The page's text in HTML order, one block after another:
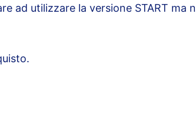
ad utilizzare la versione START ma